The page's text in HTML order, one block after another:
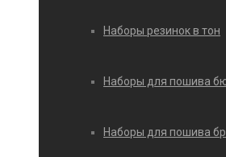
Наборы резинок в тон
Наборы для пошива
Наборы для пошива